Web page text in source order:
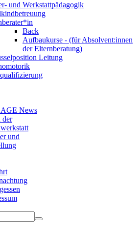
und Werkstattpädagogik
Back
Aufbaukurse - (für Absolvent:innen
der Elternberatung)
Leitung
News
der
und